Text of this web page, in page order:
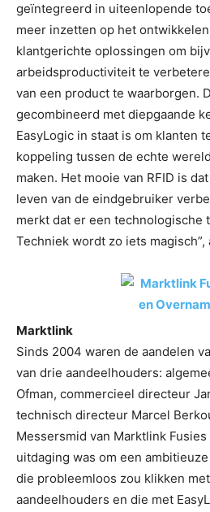
geïntegreerd in uiteenlopende
meer inzetten op het
klantgerichte oplossingen om
arbeidsproductiviteit te
van een product te waarborgen.
gecombineerd met diepgaande
EasyLogic in staat is om klanten
koppeling tussen de echte
maken. Het mooie van RFID is
leven van de eindgebruiker
merkt dat er een technologische
Techniek wordt zo iets magisch”,
Marktlink
Sinds 2004 waren de aandelen
van drie aandeelhouders:
Ofman, commercieel directeur
technisch directeur Marcel
Messersmid van Marktlink Fusies
uitdaging was om een
die probleemloos zou klikken
aandeelhouders en die met